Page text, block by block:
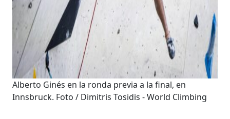
Alberto Ginés en la ronda previa a la final, en
Innsbruck. Foto / Dimitris Tosidis - World Climbing